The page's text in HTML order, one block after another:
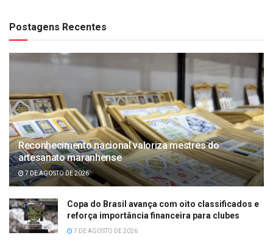
Postagens Recentes
Reconhecimento nacional valoriza mestres do
artesanato maranhense
7 DE AGOSTO DE 2026
Copa do Brasil avança com oito classificados e
reforça importância financeira para clubes
7 DE AGOSTO DE 2026